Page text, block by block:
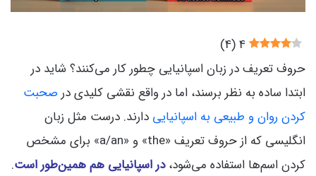
4
(
4
)
حروف تعریف در زبان اسپانیایی چطور کار می‌کنند؟ شاید در
ابتدا ساده به نظر برسند، اما در واقع نقشی کلیدی در صحبت
کردن روان و طبیعی به اسپانیایی دارند. درست مثل زبان
انگلیسی که از حروف تعریف «the» و «a/an» برای مشخص
کردن اسم‌ها استفاده می‌شود،در اسپانیایی هم همین‌طور است.